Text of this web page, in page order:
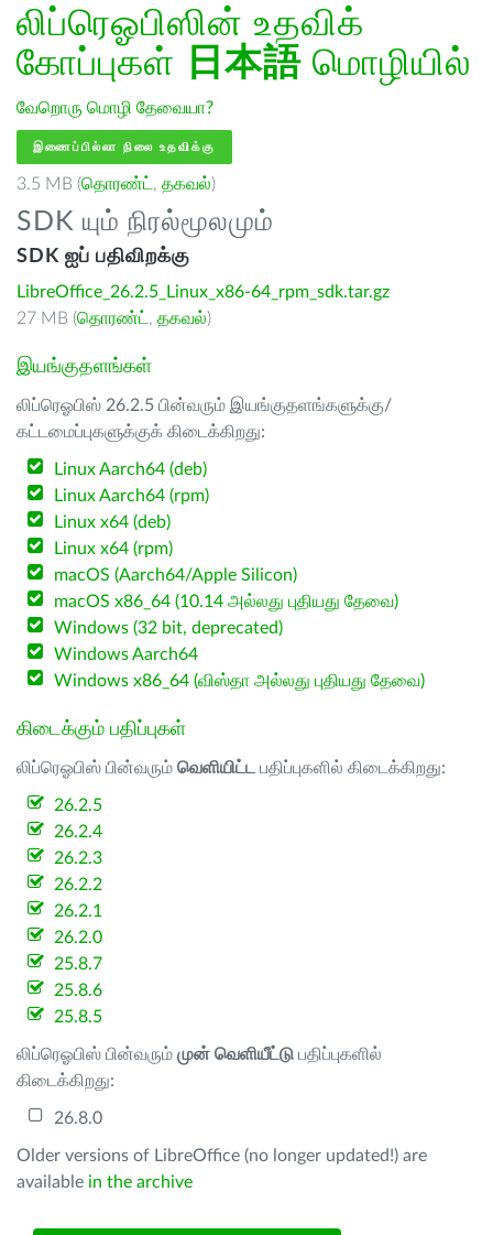
லிப்ரெஓபிஸின் உதவிக்
கோப்புகள்
日本語 மொழியில்
வேறொரு மொழி தேவையா?
இணைப்பில்லா நிலை உதவிக்கு
3.5 MB (தொரண்ட் , தகவல்)
SDK யும் நிரல்மூலமும்
SDK ஐப் பதிவிறக்கு
LibreOffice_26.2.5_Linux_x86-64_rpm_sdk.tar.gz
27 MB (தொரண்ட் , தகவல்)
இயங்குதளங்கள்
லிப்ரெஓபிஸ் 26.2.5 பின்வரும் இயங்குதளங்களுக்கு/
கட்டமைப்புகளுக்குக் கிடைக்கிறது:
Linux Aarch64 (deb)
Linux Aarch64 (rpm)
Linux x64 (deb)
Linux x64 (rpm)
macOS (Aarch64/Apple Silicon)
macOS x86_64 (10.14 அல்லது புதியது தேவை)
Windows (32 bit, deprecated)
Windows Aarch64
Windows x86_64 (விஸ்தா அல்லது புதியது தேவை)
கிடைக்கும் பதிப்புகள்
லிப்ரெஓபிஸ் பின்வரும் வெளியிட்ட பதிப்புகளில் கிடைக்கிறது:
26.2.5
26.2.4
26.2.3
26.2.2
26.2.1
26.2.0
25.8.7
25.8.6
25.8.5
லிப்ரெஓபிஸ் பின்வரும் முன் வெளியீட்டு பதிப்புகளில்
கிடைக்கிறது:
26.8.0
Older versions of LibreOffice (no longer updated!) are
available in the archive